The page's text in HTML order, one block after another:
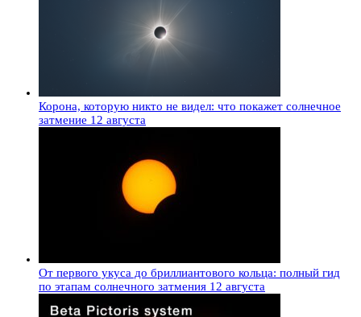
Корона, которую никто не видел: что покажет солнечное
затмение 12 августа
От первого укуса до бриллиантового кольца: полный гид
по этапам солнечного затмения 12 августа